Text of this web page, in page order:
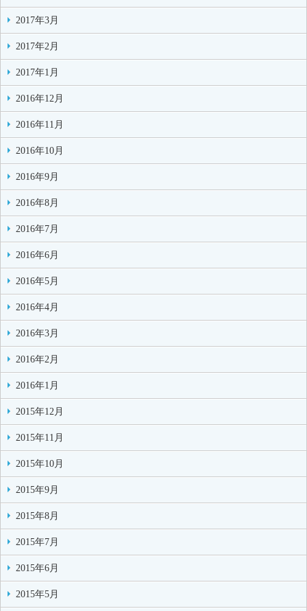
2017年3月
2017年2月
2017年1月
2016年12月
2016年11月
2016年10月
2016年9月
2016年8月
2016年7月
2016年6月
2016年5月
2016年4月
2016年3月
2016年2月
2016年1月
2015年12月
2015年11月
2015年10月
2015年9月
2015年8月
2015年7月
2015年6月
2015年5月